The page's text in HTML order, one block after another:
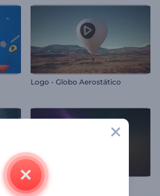
Logo - Globo Aerostático
L
ogo - Arquitectura en la Naturaleza Intro de círculos brillantes